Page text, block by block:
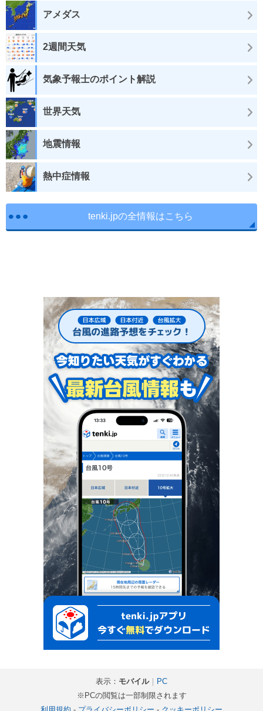
アメダス
2週間天気
気象予報士のポイント解説
世界天気
地震情報
熱中症情報
tenki.jpの全情報はこちら
表示： モバイル｜ PC
※PCの閲覧は一部制限されます